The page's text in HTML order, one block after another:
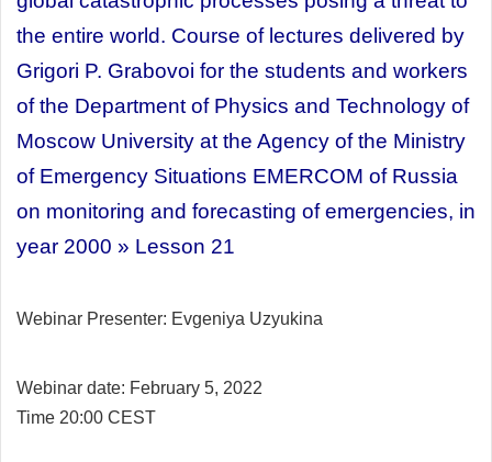
the entire world. Course of lectures delivered by
Grigori P. Grabovoi for the students and workers
of the Department of Physics and Technology of
Moscow University at the Agency of the Ministry
of Emergency Situations EMERCOM of Russia
on monitoring and forecasting of emergencies, in
year 2000 » Lesson 21
Webinar Presenter: Evgeniya Uzyukina
Webinar date: February 5, 2022
Time 20:00 CEST